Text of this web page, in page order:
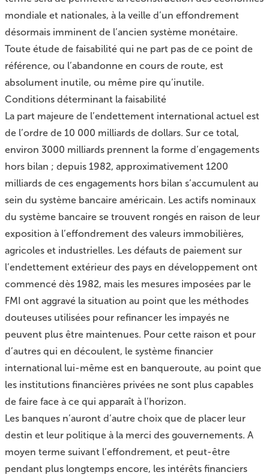
mondiale et nationales, à la veille d’un effondrement
désormais imminent de l’ancien système monétaire.
Toute étude de faisabilité qui ne part pas de ce point de
référence, ou l’abandonne en cours de route, est
absolument inutile, ou même pire qu’inutile.
Conditions déterminant la faisabilité
La part majeure de l’endettement international actuel est
de l’ordre de 10 000 milliards de dollars. Sur ce total,
environ 3000 milliards prennent la forme d’engagements
hors bilan ; depuis 1982, approximativement 1200
milliards de ces engagements hors bilan s’accumulent au
sein du système bancaire américain. Les actifs nominaux
du système bancaire se trouvent rongés en raison de leur
exposition à l’effondrement des valeurs immobilières,
agricoles et industrielles. Les défauts de paiement sur
l’endettement extérieur des pays en développement ont
commencé dès 1982, mais les mesures imposées par le
FMI ont aggravé la situation au point que les méthodes
douteuses utilisées pour refinancer les impayés ne
peuvent plus être maintenues. Pour cette raison et pour
d’autres qui en découlent, le système financier
international lui-même est en banqueroute, au point que
les institutions financières privées ne sont plus capables
de faire face à ce qui apparaît à l’horizon.
Les banques n’auront d’autre choix que de placer leur
destin et leur politique à la merci des gouvernements. A
moyen terme suivant l’effondrement, et peut-être
pendant plus longtemps encore, les intérêts financiers